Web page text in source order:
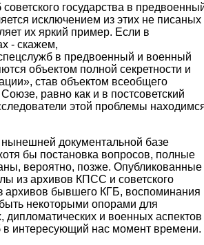
государства в
исключением из этих не писаных
их яркий пример. Если в
- скажем,
в предвоенный и военный
объектом полной секретности и
став объектом всеобщего
равно как и в постсоветский
этой проблемы
документальной базе
бы постановка вопросов, полные
вероятно, позже. Опубликованные
из архивов КПСС и советского
архивов бывшего КГБ, воспоминания
некоторыми опорами для
дипломатических и военных аспектов
в интересующий нас момент времени.